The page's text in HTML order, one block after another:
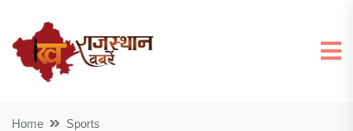
Home
Sports